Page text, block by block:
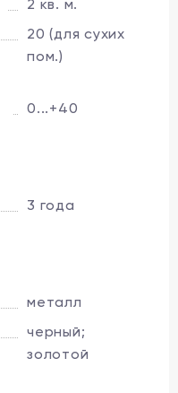
2 кв. м.
20 (для сухих
пом.)
0...+40
3 года
металл
черный;
золотой